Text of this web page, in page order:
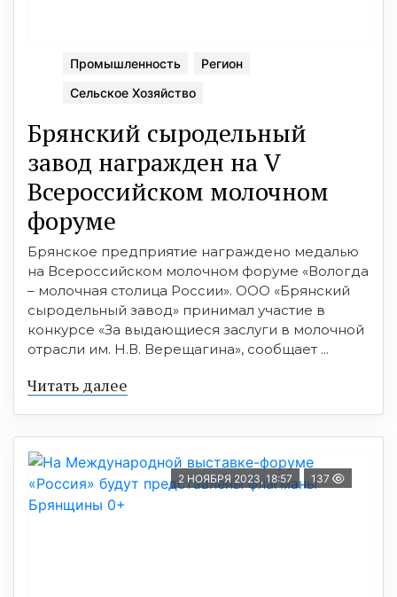
Промышленность
Регион
Сельское Хозяйство
Брянский сыродельный
завод награжден на V
Всероссийском молочном
форуме
Брянское предприятие награждено медалью
на Всероссийском молочном форуме «Вологда
– молочная столица России». ООО «Брянский
сыродельный завод» принимал участие в
конкурсе «За выдающиеся заслуги в молочной
отрасли им. Н.В. Верещагина», сообщает ...
Читать далее
2 НОЯБРЯ 2023, 18:57 137